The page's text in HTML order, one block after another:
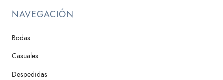
NAVEGACIÓN
Bodas
Casuales
Despedidas